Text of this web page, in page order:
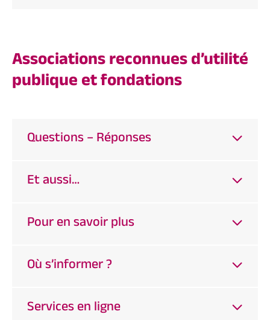
Associations reconnues d’utilité
publique et fondations
Questions – Réponses
Et aussi…
Pour en savoir plus
Où s’informer ?
Services en ligne